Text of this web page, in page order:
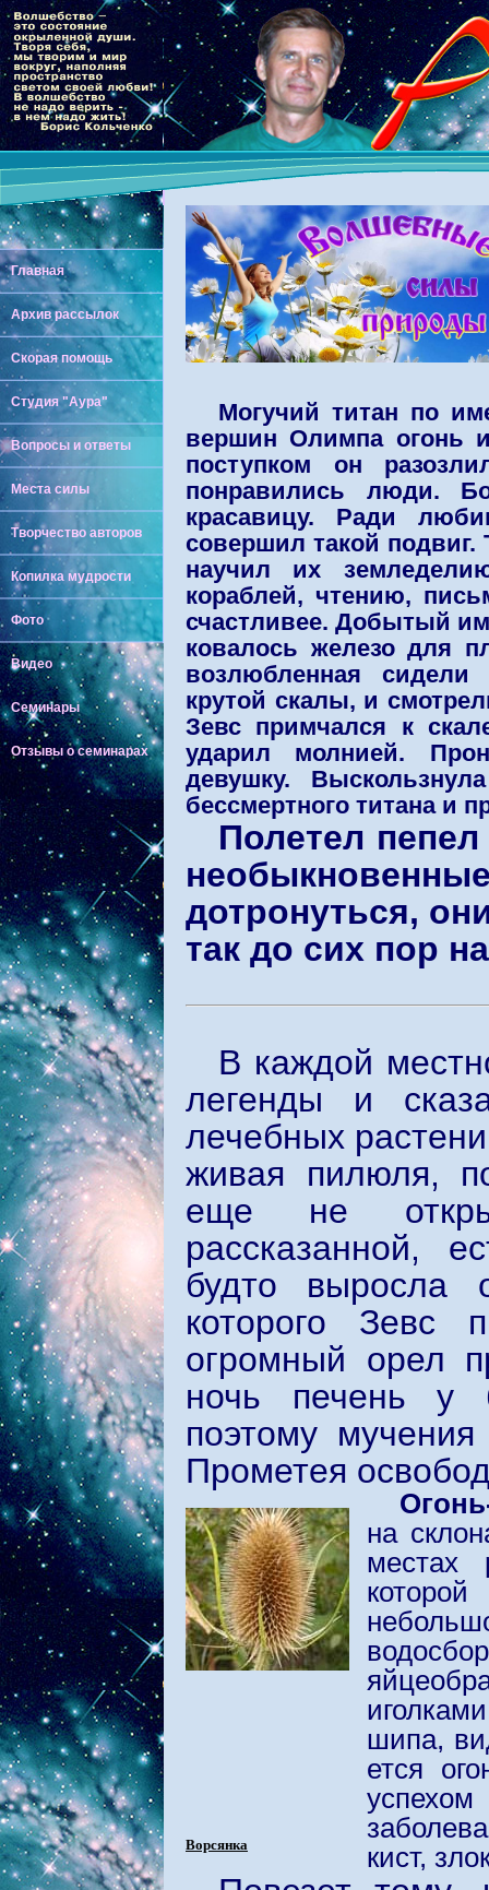
Главная
Архив рассылок
Скорая помощь
Студия "Аура"
Вопросы и ответы
Места силы
Творчество авторов
Копилка мудрости
Фото
Видео
Семинары
Отзывы о семинарах
Могучий титан по
вершин Олимпа огонь
поступком он
понравились люди.
красавицу. Ради
совершил такой
научил их
кораблей, чтению,
счастливее. Добытый
ковалось железо для
возлюбленная
крутой скалы, и
Зевс примчался к
ударил молнией.
девушку.
бессмертного титана и
Полетел
дотронуться,
так до сих пор
В каждой
легенды и
лечебных
живая пилюля,
еще не
рассказанной,
будто выросла
которого Зевс
огромный орел
ночь печень у
поэтому
Прометея
Ворсянка
на
местах
шипа,
ется
кист,